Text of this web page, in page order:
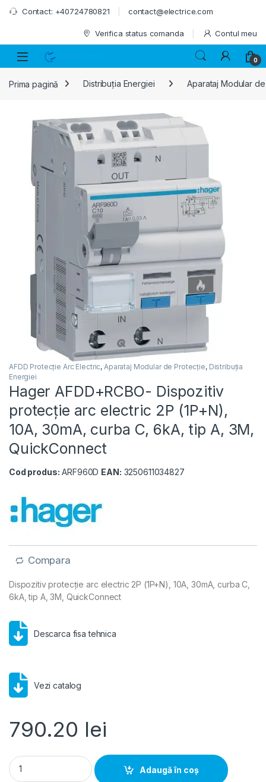
Skip to navigation
Skip to content
Contact: +40724780821 contact@electrice.com
Verifica status comanda Contul meu
0
Prima pagină Distribuția Energiei Aparataj Modular
AFDD Protecție Arc Electric, Aparataj Modular de Protecție, Distribuția
Energiei
Hager AFDD+RCBO- Dispozitiv
protecție arc electric 2P (1P+N),
10A, 30mA, curba C, 6kA, tip A, 3M,
QuickConnect
Cod produs: ARF960D EAN: 3250611034827
Compara
Dispozitiv protecție arc electric 2P (1P+N), 10A, 30mA, curba C,
6kA, tip A, 3M, QuickConnect
Descarca fisa tehnica
Vezi catalog
790.20 lei
Hager AFDD+RCBO- Dispozitiv protecție arc electric 2P
Adaugă în coș